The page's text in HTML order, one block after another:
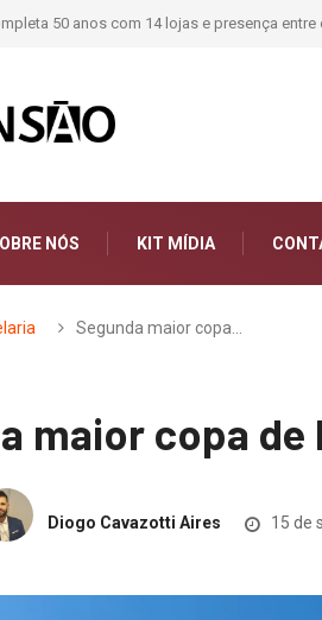
de seguir tendências e passa a contar
NÓS KIT MÍDIA
Segunda maior copa…
maior copa
Diogo Cavazotti Aires 15 de